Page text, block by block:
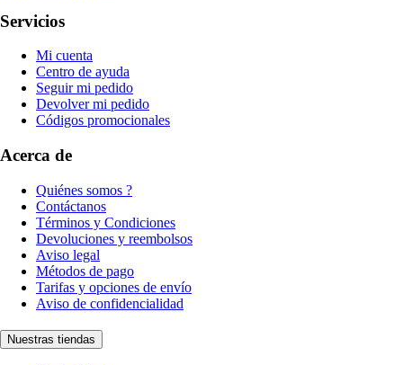
Servicios
Mi cuenta
Centro de ayuda
Seguir mi pedido
Devolver mi pedido
Códigos promocionales
Acerca de
Quiénes somos ?
Contáctanos
Términos y Condiciones
Devoluciones y reembolsos
Aviso legal
Métodos de pago
Tarifas y opciones de envío
Aviso de confidencialidad
Nuestras tiendas